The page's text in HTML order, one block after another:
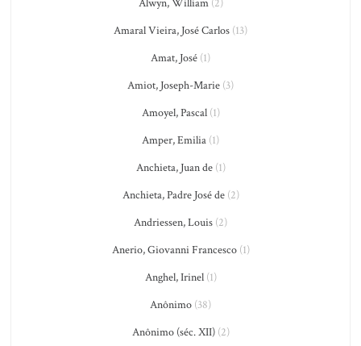
Alwyn, William(2)
Amaral Vieira, José Carlos (13)
Amat, José (1)
Amiot, Joseph-Marie (3)
Amoyel, Pascal(1)
Amper, Emilia (1)
Anchieta, Juan de(1)
Anchieta, Padre José de(2)
Andriessen, Louis (2)
Anerio, Giovanni Francesco(1)
Anghel, Irinel(1)
Anônimo (38)
Anônimo (séc. XII)(2)